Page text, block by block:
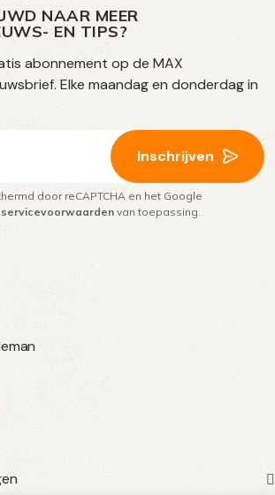
NAAR MEER
EN TIPS?
abonnement op de MAX
Elke maandag en donderdag in
Inschrijven
door reCAPTCHA en het Google
servicevoorwaarden van toepassing.